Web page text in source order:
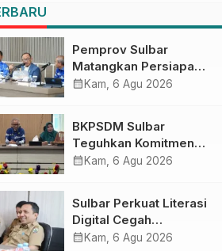
Pemprov Sulbar
Matangkan Persiapan
HUT Ke-81 RI, Puncak
calendar_month Kam, 6 Agu 2026
BKPSDM Sulbar
Teguhkan Komitmen
Pengembangan
Penandatanganan
Perjanjian Tugas
Belajar 2026
calendar_month Kam, 6 Agu 2026
Sulbar Perkuat Literasi
Digital Cegah
Kejahatan Love
calendar_month Kam, 6 Agu 2026